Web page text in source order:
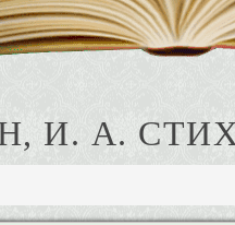
И. А.